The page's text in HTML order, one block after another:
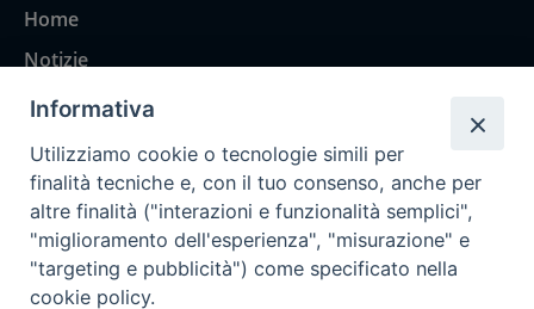
Home
Notizie
Rubriche
Chi siamo
Come abbonarsi
Contatti
Informativa
Utilizziamo cookie o tecnologie simili per
finalità tecniche e, con il tuo consenso, anche per
altre finalità ("interazioni e funzionalità semplici",
"miglioramento dell'esperienza", "misurazione" e
"targeting e pubblicità") come specificato nella
cookie policy.